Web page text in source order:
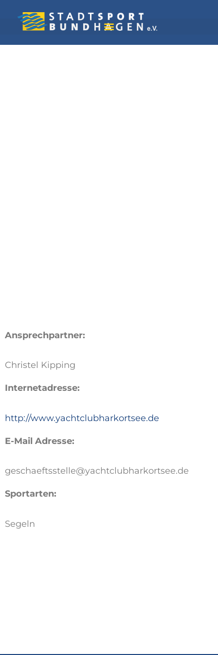
Ansprechpartner:
Christel Kipping
Internetadresse:
http://www.yachtclubharkortsee.de
E-Mail Adresse:
geschaeftsstelle@yachtclubharkortsee.de
Sportarten:
Segeln